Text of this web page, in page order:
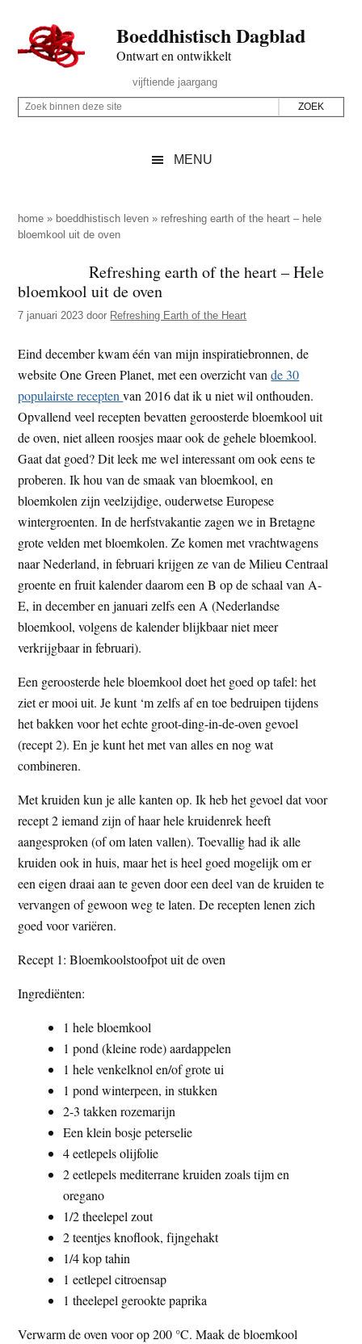
naar
de
inhoud
secondary
naar
de
sidebar
naar
de
Boeddhistisch Dagblad
Ontwart en ontwikkelt
Rechts
vijftiende jaargang
Z
p
d
z
e
i
t
e
Z
i
n
n
d
z
e
s
i
t
e
MENU
home » boeddhistisch leven » refreshing earth of the heart – hele
bloemkool uit de oven
Refreshing earth of the heart – Hele
bloemkool uit de oven
7 januari 2023 door Refreshing Earth of the Heart
Eind december kwam één van mijn inspiratiebronnen, de
website One Green Planet, met een overzicht vande 30
populairste receptenvan 2016 dat ik u niet wil onthouden.
Opvallend veel recepten bevatten geroosterde bloemkool uit
de oven, niet alleen roosjes maar ook de gehele bloemkool.
Gaat dat goed? Dit leek me wel interessant om ook eens te
proberen. Ik hou van de smaak van bloemkool, en
bloemkolen zijn veelzijdige, ouderwetse Europese
wintergroenten. In de herfstvakantie zagen we in Bretagne
grote velden met bloemkolen. Ze komen met vrachtwagens
naar Nederland, in februari krijgen ze van de Milieu Centraal
groente en fruit kalender daarom een B op de schaal van A-
E, in december en januari zelfs een A (Nederlandse
bloemkool, volgens de kalender blijkbaar niet meer
verkrijgbaar in februari).
Een geroosterde hele bloemkool doet het goed op tafel: het
ziet er mooi uit. Je kunt ‘m zelfs af en toe bedruipen tijdens
het bakken voor het echte groot-ding-in-de-oven gevoel
(recept 2). En je kunt het met van alles en nog wat
combineren.
Met kruiden kun je alle kanten op. Ik heb het gevoel dat voor
recept 2 iemand zijn of haar hele kruidenrek heeft
aangesproken (of om laten vallen). Toevallig had ik alle
kruiden ook in huis, maar het is heel goed mogelijk om er
een eigen draai aan te geven door een deel van de kruiden te
vervangen of gewoon weg te laten. De recepten lenen zich
goed voor variëren.
Recept 1: Bloemkoolstoofpot uit de oven
Ingrediënten:
1 hele bloemkool
1 pond (kleine rode) aardappelen
1 hele venkelknol en/of grote ui
1 pond winterpeen, in stukken
2-3 takken rozemarijn
Een klein bosje peterselie
4 eetlepels olijfolie
2 eetlepels mediterrane kruiden zoals tijm en
oregano
1/2 theelepel zout
2 teentjes knoflook, fijngehakt
1/4 kop tahin
1 eetlepel citroensap
1 theelepel gerookte paprika
Verwarm de oven voor op 200 °C. Maak de bloemkool